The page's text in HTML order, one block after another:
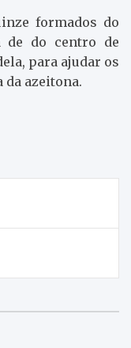
formados do
de do centro de
para ajudar os
azeitona.